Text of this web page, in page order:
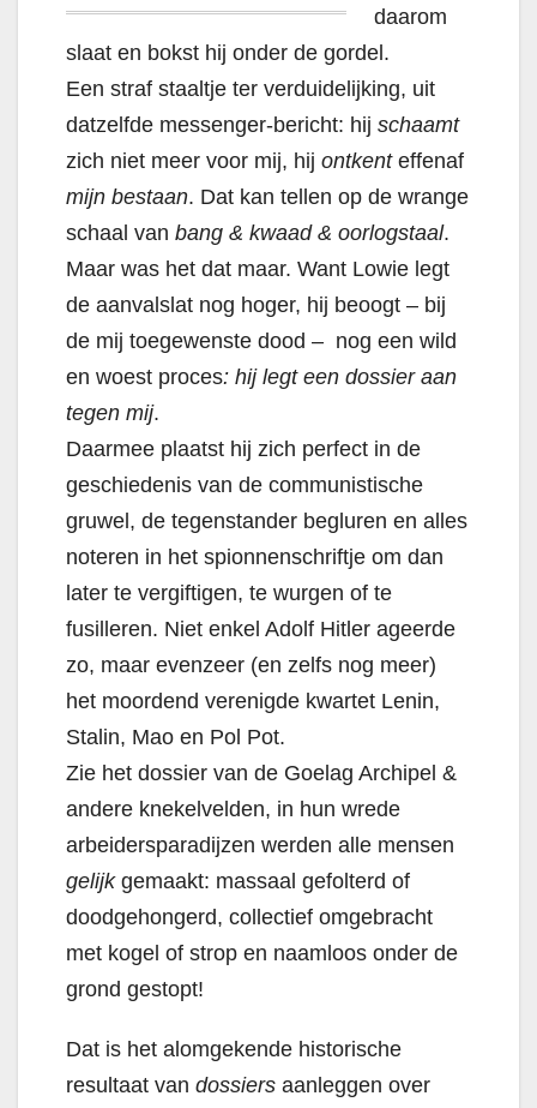
daarom
slaat en bokst hij onder de gordel.
Een straf staaltje ter verduidelijking, uit
datzelfde messenger-bericht: hij schaamt
zich niet meer voor mij, hij ontkent effenaf
mijn bestaan. Dat kan tellen op de wrange
schaal van bang & kwaad & oorlogstaal.
Maar was het dat maar. Want Lowie legt
de aanvalslat nog hoger, hij beoogt – bij
de mij toegewenste dood – nog een wild
en woest proces: hij legt een dossier aan
tegen mij.
Daarmee plaatst hij zich perfect in de
geschiedenis van de communistische
gruwel, de tegenstander begluren en alles
noteren in het spionnenschriftje om dan
later te vergiftigen, te wurgen of te
fusilleren. Niet enkel Adolf Hitler ageerde
zo, maar evenzeer (en zelfs nog meer)
het moordend verenigde kwartet Lenin,
Stalin, Mao en Pol Pot.
Zie het dossier van de Goelag Archipel &
andere knekelvelden, in hun wrede
arbeidersparadijzen werden alle mensen
gelijkgemaakt: massaal gefolterd of
doodgehongerd, collectief omgebracht
met kogel of strop en naamloos onder de
grond gestopt!
Dat is het alomgekende historische
resultaat van dossiers aanleggen over